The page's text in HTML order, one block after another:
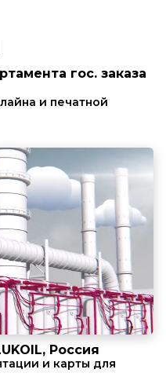
гос. заказа
и печатной
Россия
и карты для